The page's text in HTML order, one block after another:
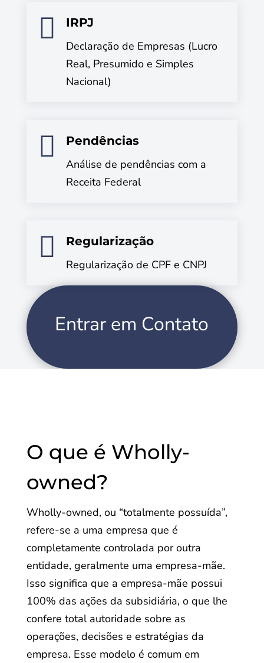

IRPJ
Declaração de Empresas (Lucro
Real, Presumido e Simples
Nacional)

Pendências
Análise de pendências com a
Receita Federal

Regularização
Regularização de CPF e CNPJ
Entrar em Contato
O que é Wholly-
owned?
Wholly-owned, ou “totalmente possuída”,
refere-se a uma empresa que é
completamente controlada por outra
entidade, geralmente uma empresa-mãe.
Isso significa que a empresa-mãe possui
100% das ações da subsidiária, o que lhe
confere total autoridade sobre as
operações, decisões e estratégias da
empresa. Esse modelo é comum em